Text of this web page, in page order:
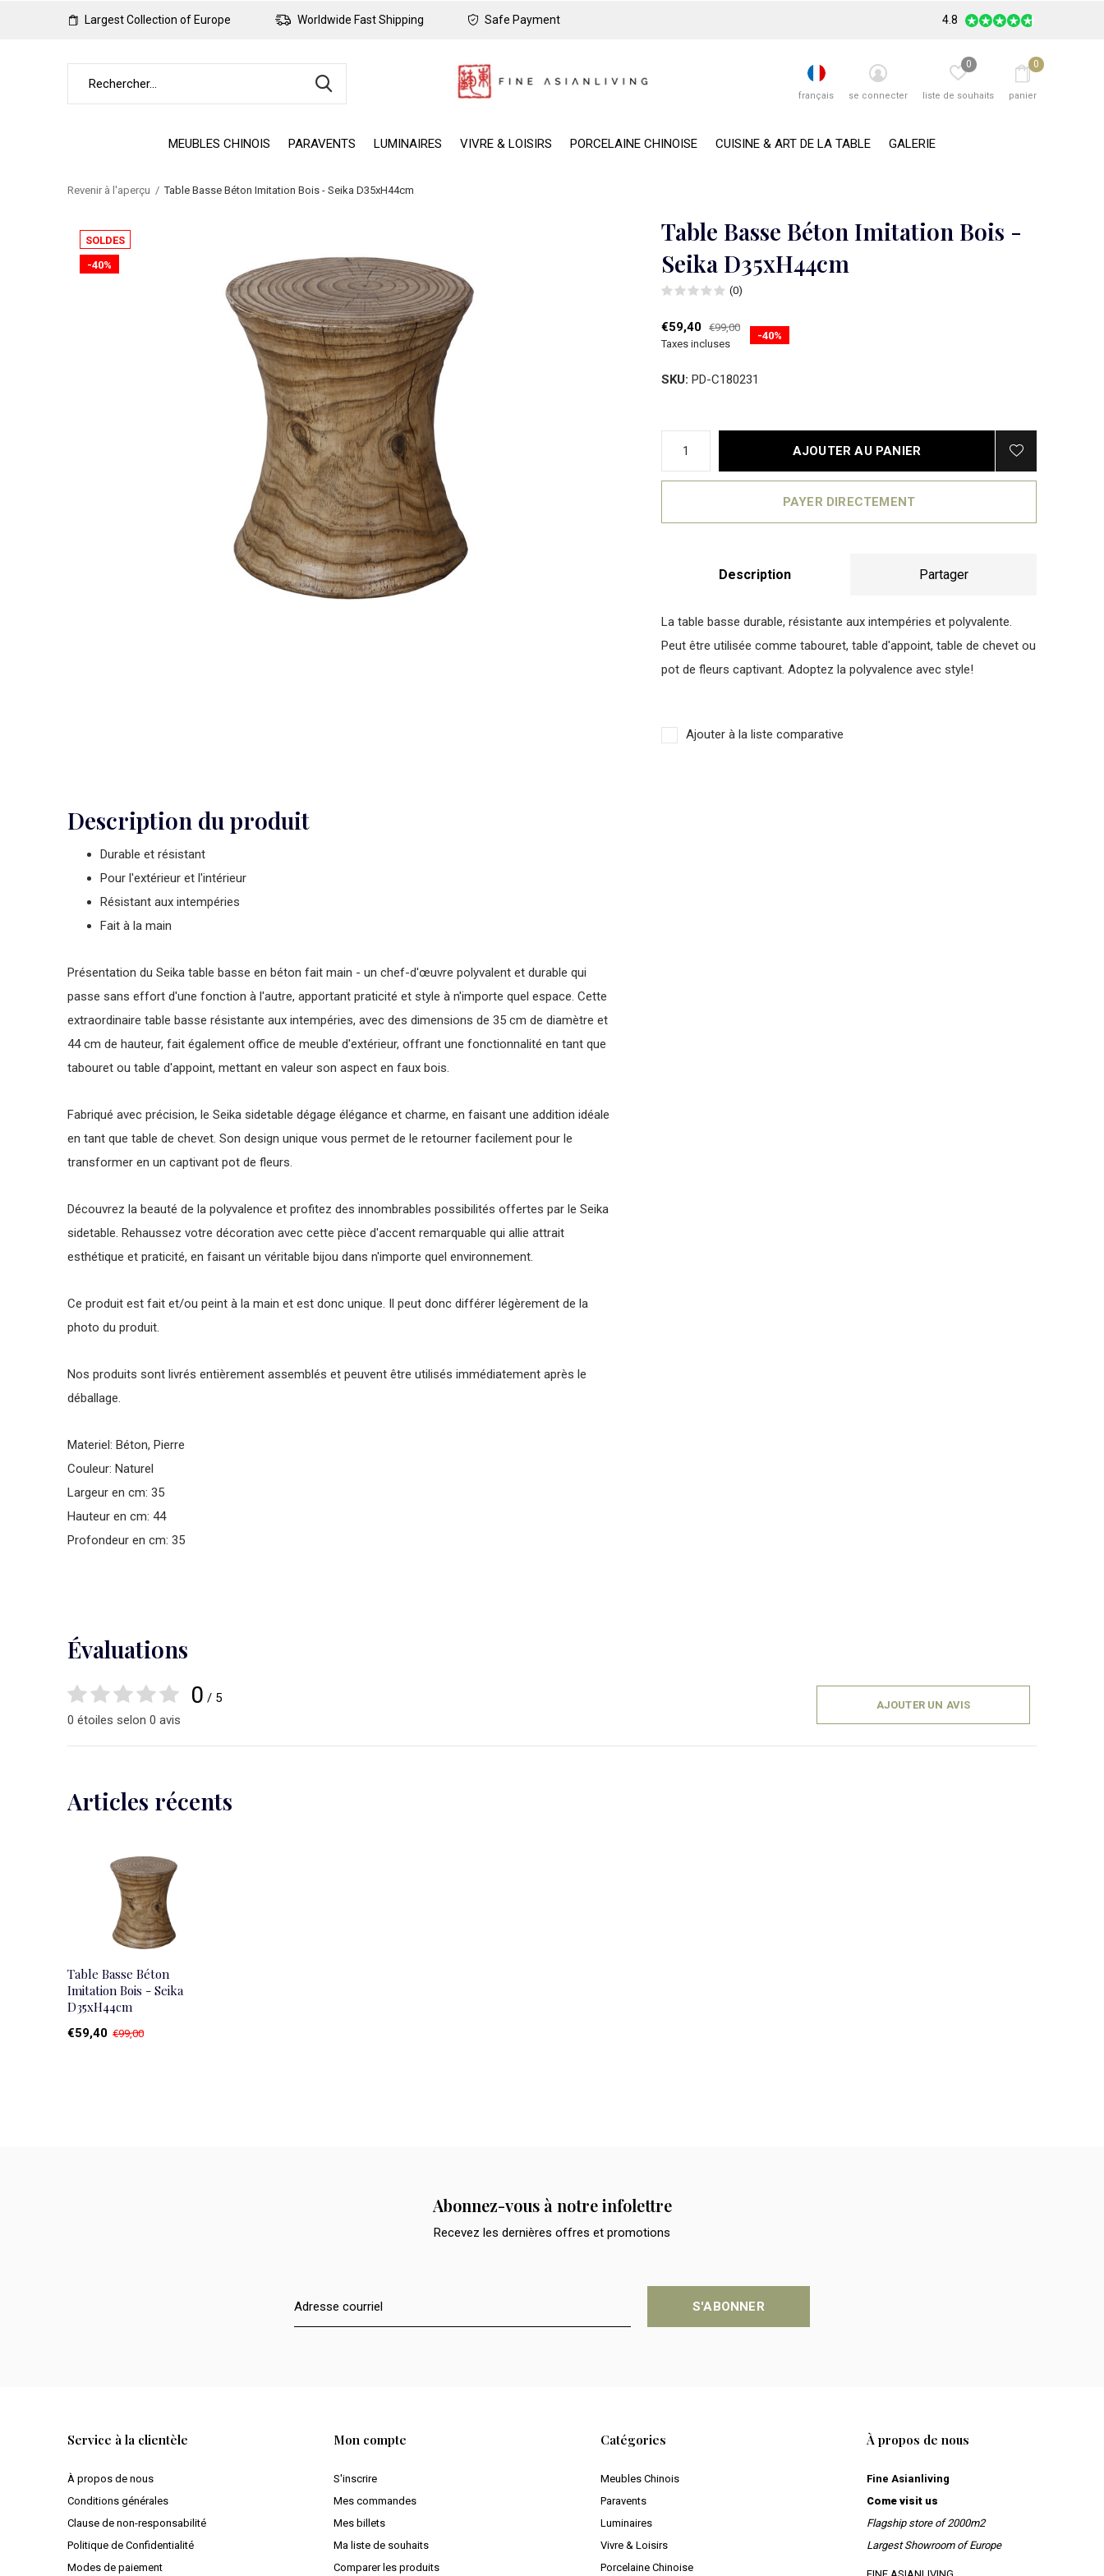
MEUBLES CHINOIS PARAVENTS LUMINAIRES VIVRE & LOISIRS PORCELAINE CHINOISE CUISINE & ART DE LA TABLE GALERIE
français se connecter liste de souhaits
0
panier
0
Largest Collection of Europe Worldwide Fast Shipping Safe Payment 4.8
Revenir à l'aperçu Table Basse Béton Imitation Bois - Seika D35xH44cm
SOLDES
-40%
Table Basse Béton Imitation Bois -
Seika D35xH44cm
(0)
€59,40 €99,00
Taxes incluses
-40%
SKU: PD-C180231
AJOUTER AU PANIER
PAYER DIRECTEMENT
Description Partager
La table basse durable, résistante aux intempéries et polyvalente.
Peut être utilisée comme tabouret, table d'appoint, table de chevet ou
pot de fleurs captivant. Adoptez la polyvalence avec style!
Ajouter à la liste comparative
Description du produit
Durable et résistant
Pour l'extérieur et l'intérieur
Résistant aux intempéries
Fait à la main
Présentation du Seika table basse en béton fait main - un chef-d'œuvre polyvalent et durable qui
passe sans effort d'une fonction à l'autre, apportant praticité et style à n'importe quel espace. Cette
extraordinaire table basse résistante aux intempéries, avec des dimensions de 35 cm de diamètre et
44 cm de hauteur, fait également office de meuble d'extérieur, offrant une fonctionnalité en tant que
tabouret ou table d'appoint, mettant en valeur son aspect en faux bois.
Fabriqué avec précision, le Seika sidetable dégage élégance et charme, en faisant une addition idéale
en tant que table de chevet. Son design unique vous permet de le retourner facilement pour le
transformer en un captivant pot de fleurs.
Découvrez la beauté de la polyvalence et profitez des innombrables possibilités offertes par le Seika
sidetable. Rehaussez votre décoration avec cette pièce d'accent remarquable qui allie attrait
esthétique et praticité, en faisant un véritable bijou dans n'importe quel environnement.
Ce produit est fait et/ou peint à la main et est donc unique. Il peut donc différer légèrement de la
photo du produit.
Nos produits sont livrés entièrement assemblés et peuvent être utilisés immédiatement après le
déballage.
Materiel: Béton, Pierre
Couleur: Naturel
Largeur en cm: 35
Hauteur en cm: 44
Profondeur en cm: 35
Évaluations
0 / 5
0 étoiles selon 0 avis
AJOUTER UN AVIS
Articles récents
Table Basse Béton
Imitation Bois - Seika
D35xH44cm
€59,40 €99,00
Abonnez-vous à notre infolettre
Recevez les dernières offres et promotions
S'ABONNER
Service à la clientèle
À propos de nous
Conditions générales
Clause de non-responsabilité
Politique de Confidentialité
Modes de paiement
Mon compte
S'inscrire
Mes commandes
Mes billets
Ma liste de souhaits
Comparer les produits
Catégories
Meubles Chinois
Paravents
Luminaires
Vivre & Loisirs
Porcelaine Chinoise
À propos de nous
Fine Asianliving
Come visit us
Flagship store of 2000m2
Largest Showroom of Europe